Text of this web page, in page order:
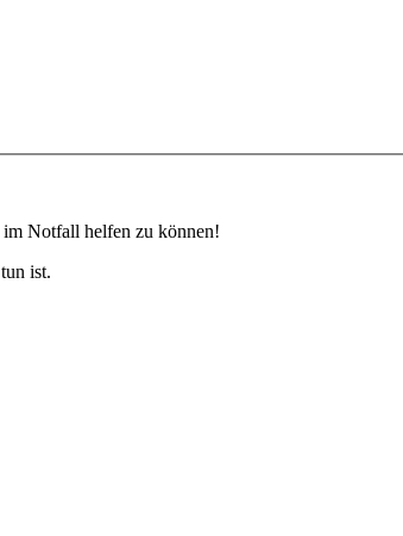
Notfall helfen zu können!
ist.